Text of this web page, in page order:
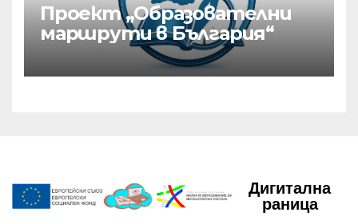
Проект „Образователни
маршрути в България“
Дигитална
раница